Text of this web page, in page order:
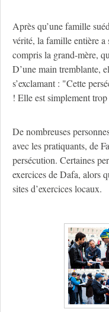
Après qu’une famille
vérité, la famille entière
compris la grand-mère,
D’une main tremblante,
s’exclamant : "Cette
! Elle est simplement
De nombreuses
avec les pratiquants, de
persécution. Certaines
exercices de Dafa, alors
sites d’exercices locaux.